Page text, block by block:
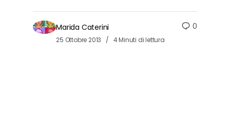
Marida Caterini
25 Ottobre 2013 4 Minuti di lettura
0